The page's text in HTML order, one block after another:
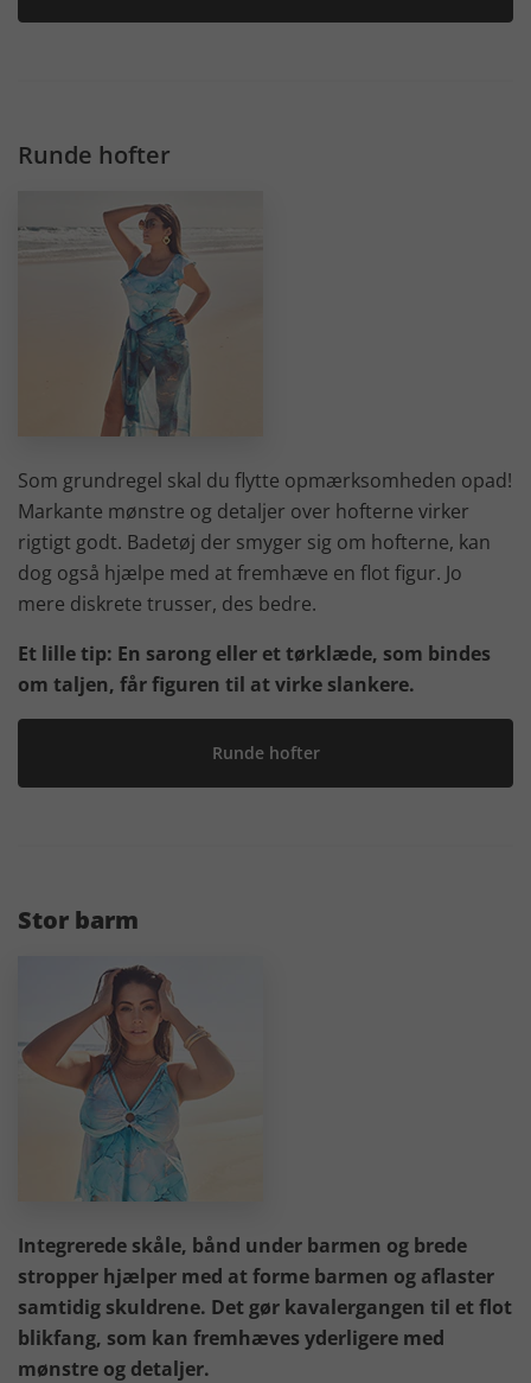
Runde hofter
Som grundregel skal du flytte opmærksomheden opad!
Markante mønstre og detaljer over hofterne virker
rigtigt godt. Badetøj der smyger sig om hofterne, kan
dog også hjælpe med at fremhæve en flot figur. Jo
mere diskrete trusser, des bedre.
Et lille tip: En sarong eller et tørklæde, som bindes
om taljen, får figuren til at virke slankere.
Runde hofter
Stor barm
Integrerede skåle, bånd under barmen og brede
stropper hjælper med at forme barmen og aflaster
samtidig skuldrene. Det gør kavalergangen til et flot
blikfang, som kan fremhæves yderligere med
mønstre og detaljer.